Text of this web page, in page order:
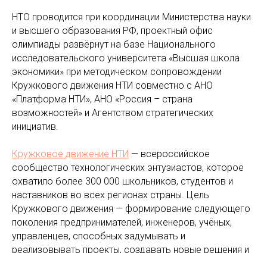
НТО проводится при координации Министерства науки
и высшего образования РФ, проектный офис
олимпиады развёрнут на базе Национального
исследовательского университета «Высшая школа
экономики» при методическом сопровождении
Кружкового движения НТИ совместно с АНО
«Платформа НТИ», АНО «Россия – страна
возможностей» и Агентством стратегических
инициатив.
Кружковое движение НТИ — всероссийское
сообщество технологических энтузиастов, которое
охватило более 300 000 школьников, студентов и
наставников во всех регионах страны. Цель
Кружкового движения — формирование следующего
поколения предпринимателей, инженеров, учёных,
управленцев, способных задумывать и
реализовывать проекты, создавать новые решения и